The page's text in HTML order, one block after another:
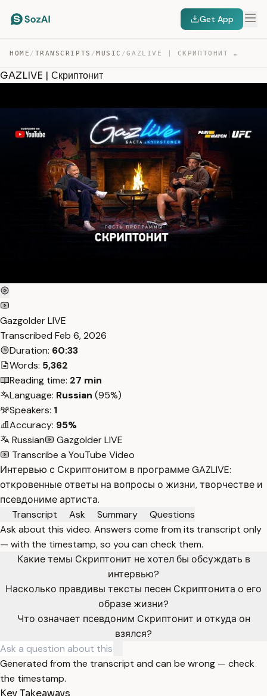
Get App
HOME / TRANSCRIPTS /MUSIC / GAZLIVE | СКРИПТОНИТ — TRANSCRIPT
GAZLIVE | Скриптонит
Gazgolder LIVE
Transcribed Feb 6, 2026
Duration: 60:33
Words: 5,362
Reading time: 27 min
Language: Russian (95%)
Speakers: 1
Accuracy: 95%
Russian
Gazgolder LIVE
Transcribe a YouTube Video
Интервью с Скриптонитом в программе GAZLIVE:
откровенные ответы на вопросы о жизни, творчестве и
псевдониме артиста.
Transcript
Ask Summary
Questions
Ask about this video. Answers come from its transcript only
— with the timestamp, so you can check them.
Какие темы Скриптонит не хотел бы обсуждать в
интервью?
Насколько правдивы тексты песен Скриптонита о его
образе жизни?
Что означает псевдоним Скриптонит и откуда он
взялся?
Generated from the transcript and can be wrong — check
the timestamp.
Key Takeaways